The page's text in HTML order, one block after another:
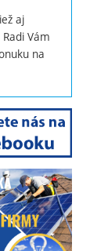
aj
Vám
na